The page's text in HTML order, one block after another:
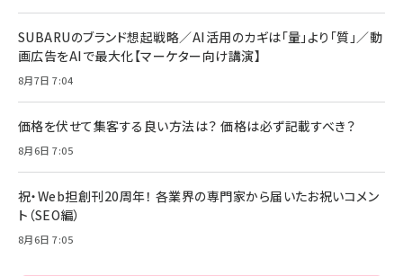
SUBARUのブランド想起戦略／AI活用のカギは「量」より「質」／動
画広告をAIで最大化【マーケター向け講演】
8月7日 7:04
価格を伏せて集客する良い方法は？ 価格は必ず記載すべき？
8月6日 7:05
祝・Web担創刊20周年！ 各業界の専門家から届いたお祝いコメン
ト（SEO編）
8月6日 7:05